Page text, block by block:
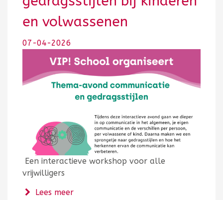
en volwassenen
07-04-2026
Een interactieve workshop voor alle
vrijwilligers
Lees meerover Communicatie en gedragsstijlen